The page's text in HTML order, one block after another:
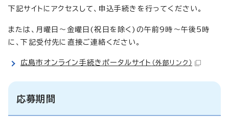
下記サイトにアクセスして、申込手続きを行ってください。
または、月曜日～金曜日(祝日を除く)の午前9時～午後5時
に、下記受付先に直接ご連絡ください。
広島市オンライン手続きポータルサイト （外部リンク）
応募期間